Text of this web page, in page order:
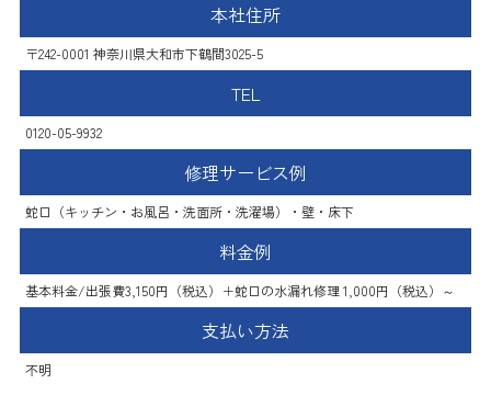
本社住所
〒242-0001 神奈川県大和市下鶴間3025-5
TEL
0120-05-9932
修理サービス例
蛇口（キッチン・お風呂・洗面所・洗濯場）・壁・床下
料金例
基本料金/出張費3,150円（税込）＋蛇口の水漏れ修理 1,000円（税込）～
支払い方法
不明